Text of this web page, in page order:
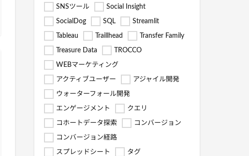
SNSツール Social Insight
SocialDog SQL Streamlit
Tableau Traillhead Transfer Family
Treasure Data TROCCO
WEBマーケティング
アクティブユーザー アジャイル開発
ウォーターフォール開発
エンゲージメント クエリ
コホートデータ探索 コンバージョン
コンバージョン経路
スプレッドシート タグ